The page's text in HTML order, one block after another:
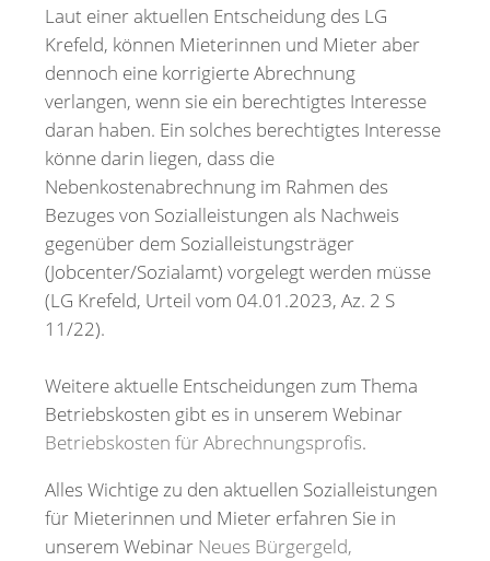
Laut einer aktuellen Entscheidung des LG
Krefeld, können Mieterinnen und Mieter aber
dennoch eine korrigierte Abrechnung
verlangen, wenn sie ein berechtigtes Interesse
daran haben. Ein solches berechtigtes Interesse
könne darin liegen, dass die
Nebenkostenabrechnung im Rahmen des
Bezuges von Sozialleistungen als Nachweis
gegenüber dem Sozialleistungsträger
(Jobcenter/Sozialamt) vorgelegt werden müsse
(LG Krefeld, Urteil vom 04.01.2023, Az. 2 S
11/22).
Weitere aktuelle Entscheidungen zum Thema
Betriebskosten gibt es in unserem Webinar
Betriebskosten für Abrechnungsprofis.
Alles Wichtige zu den aktuellen Sozialleistungen
für Mieterinnen und Mieter erfahren Sie in
unserem Webinar Neues Bürgergeld,